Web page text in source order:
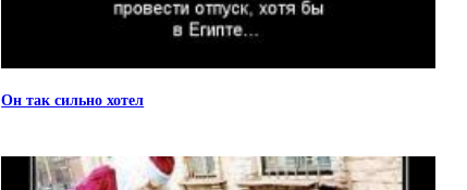
Он так сильно хотел